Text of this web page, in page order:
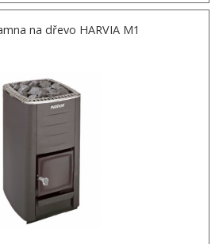
na dřevo HARVIA M1